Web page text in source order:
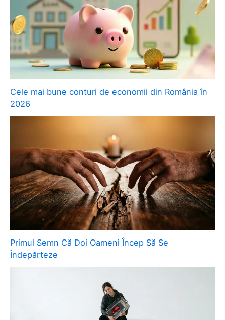
Cele mai bune conturi de economii din România în
2026
Primul Semn Că Doi Oameni Încep Să Se
Îndepărteze